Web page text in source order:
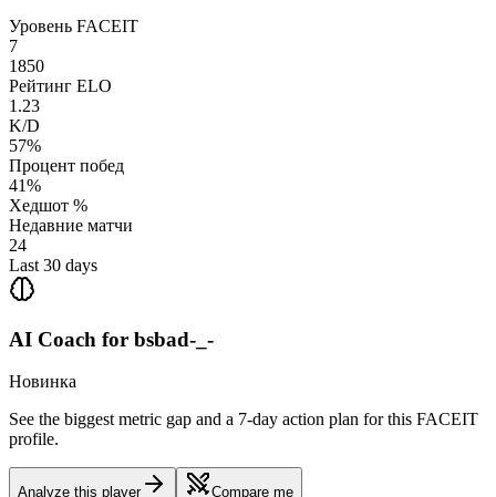
Уровень FACEIT
7
1850
Рейтинг ELO
1.23
K/D
57%
Процент побед
41%
Хедшот %
Недавние матчи
24
Last 30 days
AI Coach for bsbad-_-
Новинка
See the biggest metric gap and a 7-day action plan for this FACEIT
profile.
Analyze this player Compare me